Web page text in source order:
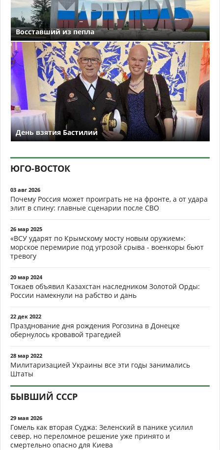
Восставший из пепла
День взятия Бастилии
ЮГО-ВОСТОК
03 авг 2026
Почему Россия может проиграть не на фронте, а от удара
элит в спину: главные сценарии после СВО
26 мар 2025
«ВСУ ударят по Крымскому мосту новым оружием»:
морское перемирие под угрозой срыва - военкоры бьют
тревогу
20 мар 2024
Токаев объявил Казахстан наследником Золотой Орды:
России намекнули на рабство и дань
22 дек 2022
Празднование дня рождения Рогозина в Донецке
обернулось кровавой трагедией
28 мар 2022
Милитаризацией Украины все эти годы занимались
Штаты
БЫВШИЙ СССР
29 мая 2026
Гомель как вторая Суджа: Зеленский в панике усилил
север, но переломное решение уже принято и
смертельно опасно для Киева